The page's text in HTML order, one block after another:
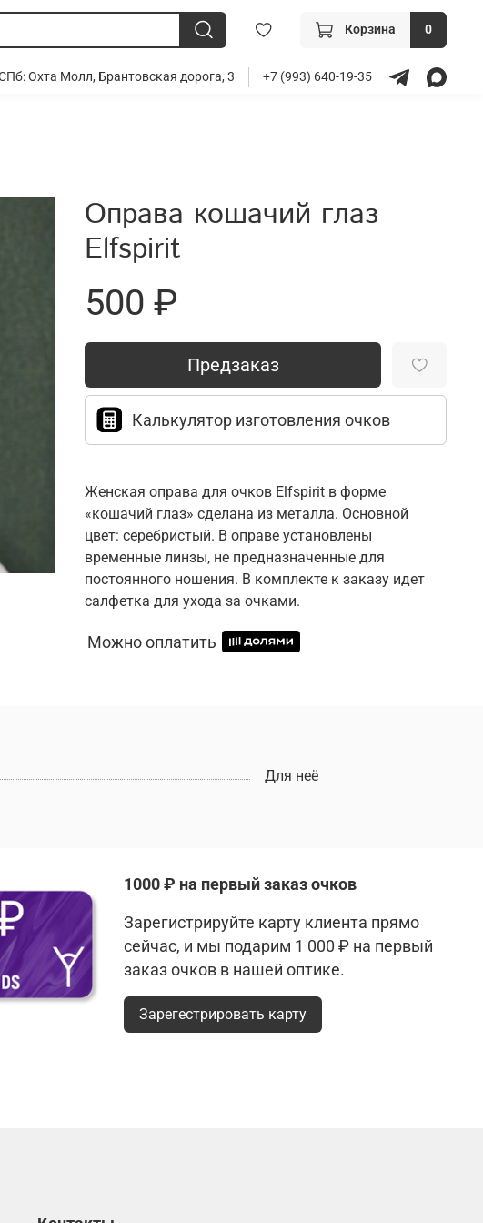
Корзина 0
Охта Молл, Брантовская дорога, 3 +7 (993) 640-19-35
Оправа кошачий глаз
Elfspirit
500 ₽
Предзаказ
Калькулятор изготовления очков
Женская оправа для очков Elfspirit в форме
«кошачий глаз» сделана из металла. Основной
цвет: серебристый. В оправе установлены
временные линзы, не предназначенные для
постоянного ношения. В комплекте к заказу идет
салфетка для ухода за очками.
Можно оплатить
Для неё
1000 ₽ на первый заказ очков
Зарегистрируйте карту клиента прямо
сейчас, и мы подарим 1 000 ₽ на первый
заказ очков в нашей оптике.
Зарегестрировать карту